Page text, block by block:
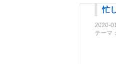
忙
2020-
テーマ